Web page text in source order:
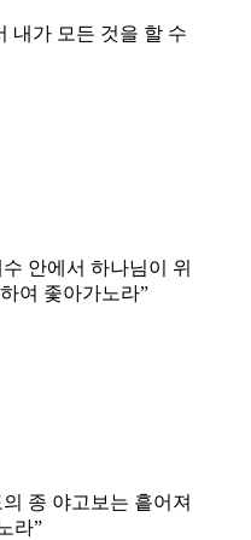
내가 모든 것을 할 수
안에서 하나님이 위
여 좇아가노라”
종 야고보는 흩어져
라”